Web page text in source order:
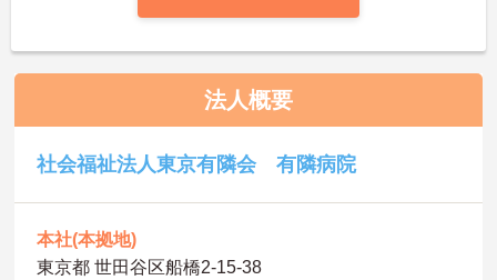
法人概要
社会福祉法人東京有隣会 有隣病院
本社(本拠地)
東京都 世田谷区船橋2-15-38